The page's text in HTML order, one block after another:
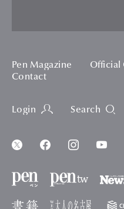
Pen Magazine Official
Contact
Login Search